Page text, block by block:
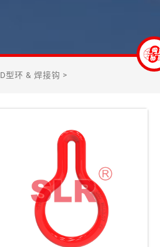
D型环 & 焊接钩 >
SLR403 合金钢锻造
环